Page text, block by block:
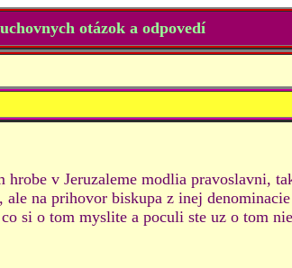
otázok a odpovedí
v Jeruzaleme modlia pravoslavni,
na prihovor biskupa z inej
si o tom myslite a poculi ste uz o tom